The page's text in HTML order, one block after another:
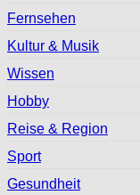
Fernsehen
Kultur & Musik
Wissen
Hobby
Reise & Region
Sport
Gesundheit